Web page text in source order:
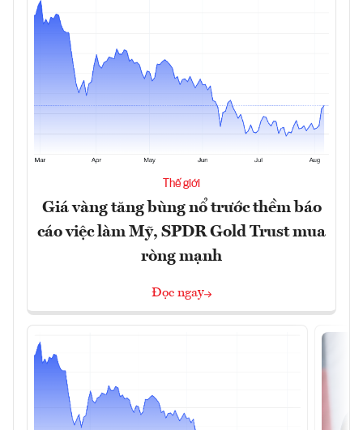
Thế giới
Giá vàng tăng bùng nổ trước thềm báo
cáo việc làm Mỹ, SPDR Gold Trust mua
ròng mạnh
Đọc ngay